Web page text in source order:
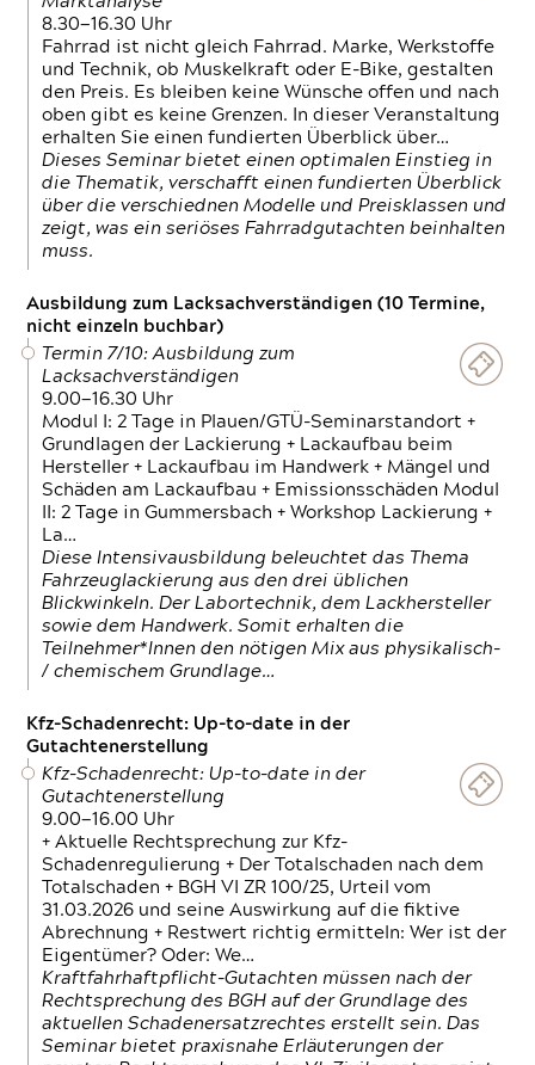
8.30—16.30 Uhr
Fahrrad ist nicht gleich Fahrrad. Marke, Werkstoffe
und Technik, ob Muskelkraft oder E-Bike, gestalten
den Preis. Es bleiben keine Wünsche offen und nach
oben gibt es keine Grenzen. In dieser Veranstaltung
erhalten Sie einen fundierten Überblick über…
Dieses Seminar bietet einen optimalen Einstieg in
die Thematik, verschafft einen fundierten Überblick
über die verschiednen Modelle und Preisklassen und
zeigt, was ein seriöses Fahrradgutachten beinhalten
muss.
Ausbildung zum Lacksachverständigen (10 Termine,
nicht einzeln buchbar)
Termin 7/10: Ausbildung zum
Lacksachverständigen
9.00—16.30 Uhr
Modul I: 2 Tage in Plauen/GTÜ-Seminarstandort +
Grundlagen der Lackierung + Lackaufbau beim
Hersteller + Lackaufbau im Handwerk + Mängel und
Schäden am Lackaufbau + Emissionsschäden Modul
II: 2 Tage in Gummersbach + Workshop Lackierung +
La…
Diese Intensivausbildung beleuchtet das Thema
Fahrzeuglackierung aus den drei üblichen
Blickwinkeln. Der Labortechnik, dem Lackhersteller
sowie dem Handwerk. Somit erhalten die
Teilnehmer*Innen den nötigen Mix aus physikalisch-
/ chemischem Grundlage…
Kfz-Schadenrecht: Up-to-date in der
Gutachtenerstellung
Kfz-Schadenrecht: Up-to-date in der
Gutachtenerstellung
9.00—16.00 Uhr
+ Aktuelle Rechtsprechung zur Kfz-
Schadenregulierung + Der Totalschaden nach dem
Totalschaden + BGH VI ZR 100/25, Urteil vom
31.03.2026 und seine Auswirkung auf die fiktive
Abrechnung + Restwert richtig ermitteln: Wer ist der
Eigentümer? Oder: We…
Kraftfahrhaftpflicht-Gutachten müssen nach der
Rechtsprechung des BGH auf der Grundlage des
aktuellen Schadenersatzrechtes erstellt sein. Das
Seminar bietet praxisnahe Erläuterungen der